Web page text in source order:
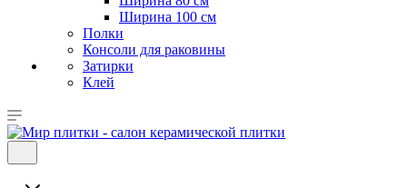
Ширина 100 см
Полки
Консоли для раковины
Затирки
Клей